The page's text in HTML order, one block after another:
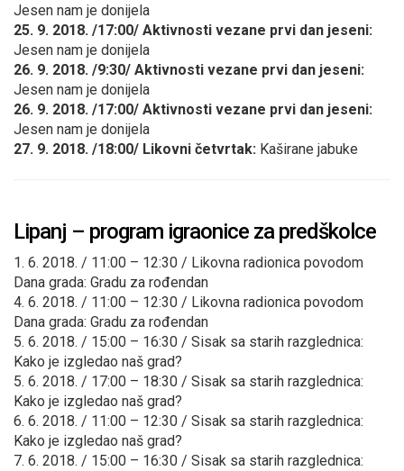
Jesen nam je donijela
25. 9. 2018. /17:00/ Aktivnosti vezane prvi dan jeseni:
Jesen nam je donijela
26. 9. 2018. /9:30/ Aktivnosti vezane prvi dan jeseni:
Jesen nam je donijela
26. 9. 2018. /17:00/ Aktivnosti vezane prvi dan jeseni:
Jesen nam je donijela
27. 9. 2018. /18:00/ Likovni četvrtak: Kaširane jabuke
Lipanj – program igraonice za predškolce
1. 6. 2018. / 11:00 – 12:30 / Likovna radionica povodom
Dana grada: Gradu za rođendan
4. 6. 2018. / 11:00 – 12:30 / Likovna radionica povodom
Dana grada: Gradu za rođendan
5. 6. 2018. / 15:00 – 16:30 / Sisak sa starih razglednica:
Kako je izgledao naš grad?
5. 6. 2018. / 17:00 – 18:30 / Sisak sa starih razglednica:
Kako je izgledao naš grad?
6. 6. 2018. / 11:00 – 12:30 / Sisak sa starih razglednica:
Kako je izgledao naš grad?
7. 6. 2018. / 15:00 – 16:30 / Sisak sa starih razglednica: